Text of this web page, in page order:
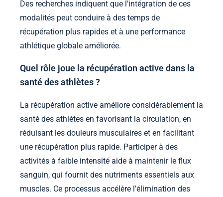
Des recherches indiquent que l’intégration de ces
modalités peut conduire à des temps de
récupération plus rapides et à une performance
athlétique globale améliorée.
Quel rôle joue la récupération active dans la
santé des athlètes ?
La récupération active améliore considérablement la
santé des athlètes en favorisant la circulation, en
réduisant les douleurs musculaires et en facilitant
une récupération plus rapide. Participer à des
activités à faible intensité aide à maintenir le flux
sanguin, qui fournit des nutriments essentiels aux
muscles. Ce processus accélère l’élimination des